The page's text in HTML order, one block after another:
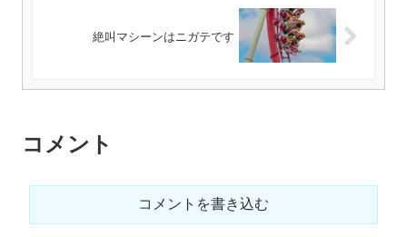
絶叫マシーンはニガテです
コメント
コメントを書き込む